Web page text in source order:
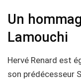
Un
Lamouchi
Hervé Renard est
son prédécesseur